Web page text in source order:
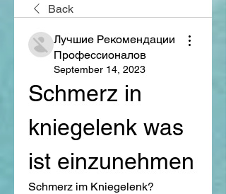
Back
Лучшие Рекомендации
Профессионалов
September 14, 2023
Schmerz in
kniegelenk was
ist einzunehmen
Schmerz im Kniegelenk?